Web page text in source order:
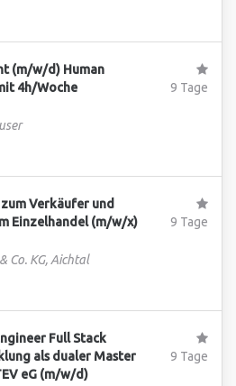
(m/w/d) Human
4h/Woche
9 Tage
Verkäufer und
Einzelhandel (m/w/x)
Co. KG, Aichtal
9 Tage
Full Stack
als dualer Master
eG (m/w/d)
9 Tage